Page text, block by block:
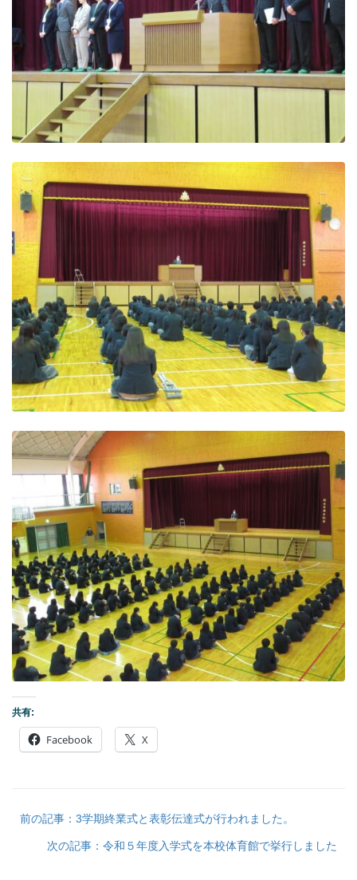
共有:
Facebook X
前の記事：3学期終業式と表彰伝達式が行われました。
次の記事：令和５年度入学式を本校体育館で挙行しました